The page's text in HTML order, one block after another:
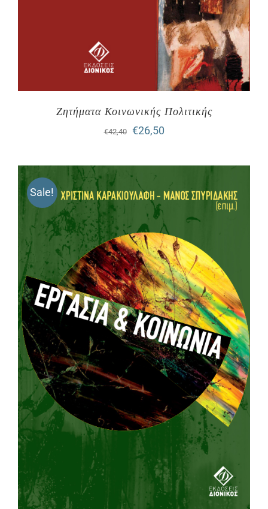
Ζητήματα Κοινωνικής Πολιτικής
€42,40
Original
was:
€42,40.
€26,50Η
είναι:
€26,50.
Sale!